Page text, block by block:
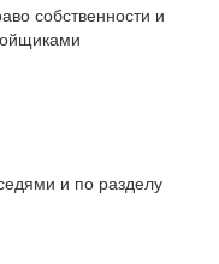
собственности и
и по разделу